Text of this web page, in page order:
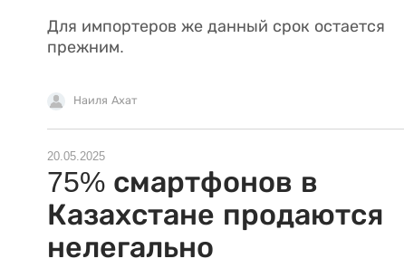
Для импортеров же данный срок остается
прежним.
Наиля Ахат
20.05.2025
75% смартфонов в
Казахстане продаются
нелегально